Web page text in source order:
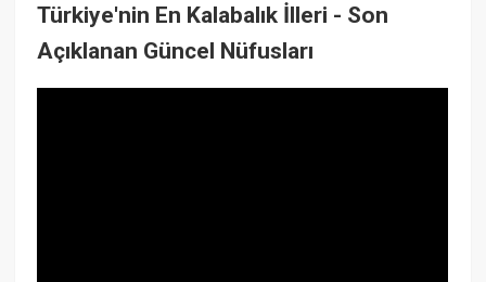
Türkiye'nin En Kalabalık İlleri - Son
Açıklanan Güncel Nüfusları